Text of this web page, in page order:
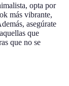
opta por
más vibrante,
asegúrate
que
que no se